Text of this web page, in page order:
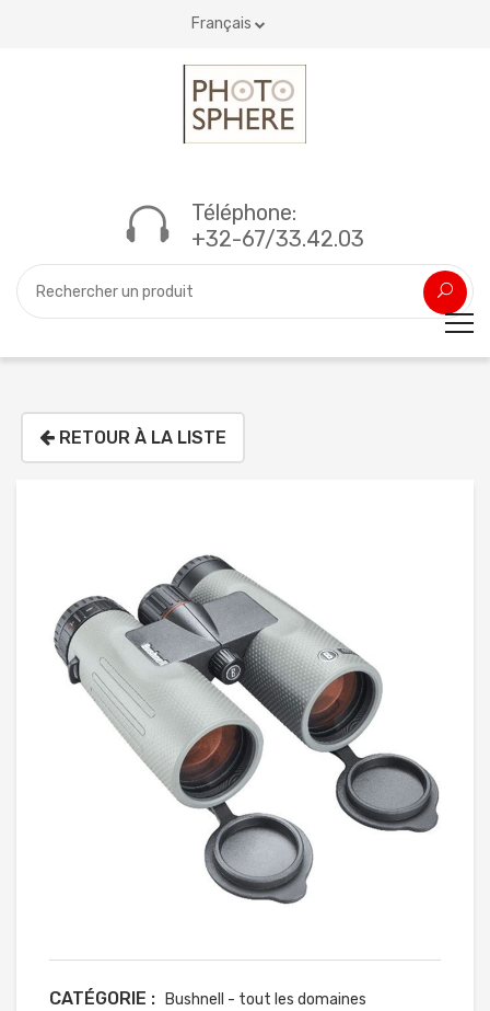
Français
Téléphone:
+32-67/33.42.03
RETOUR À LA LISTE
CATÉGORIE : Bushnell - tout les domaines